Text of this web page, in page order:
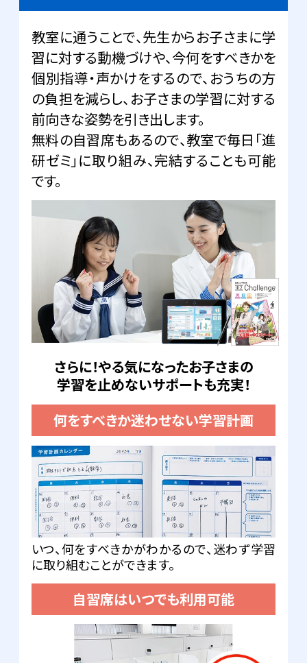
教室に通うことで、先生からお子さまに学
習に対する動機づけや、今何をすべきかを
個別指導・声かけをするので、おうちの方
の負担を減らし、お子さまの学習に対する
前向きな姿勢を引き出します。
無料の自習席もあるので、教室で毎日「進
研ゼミ」に取り組み、完結することも可能
です。
さらに！やる気になったお子さまの
学習を止めないサポートも充実！
何をすべきか迷わせない学習計画
いつ、何をすべきかがわかるので、迷わず学習
に取り組むことができます。
自習席はいつでも利用可能